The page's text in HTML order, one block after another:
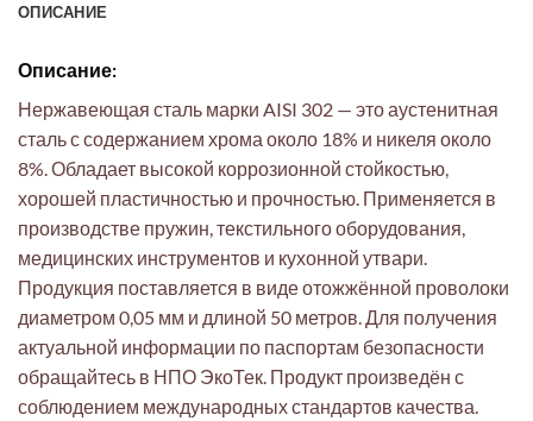
ОПИСАНИЕ
Описание:
Нержавеющая сталь марки AISI 302 — это аустенитная
сталь с содержанием хрома около 18% и никеля около
8%. Обладает высокой коррозионной стойкостью,
хорошей пластичностью и прочностью. Применяется в
производстве пружин, текстильного оборудования,
медицинских инструментов и кухонной утвари.
Продукция поставляется в виде отожжённой проволоки
диаметром 0,05 мм и длиной 50 метров. Для получения
актуальной информации по паспортам безопасности
обращайтесь в НПО ЭкоТек. Продукт произведён с
соблюдением международных стандартов качества.